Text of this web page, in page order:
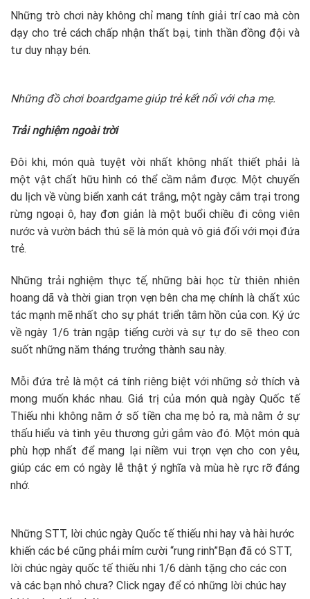
Những trò chơi này không chỉ mang tính giải trí cao mà còn
dạy cho trẻ cách chấp nhận thất bại, tinh thần đồng đội và
tư duy nhạy bén.
Những đồ chơi boardgame giúp trẻ kết nối với cha mẹ.
Trải nghiệm ngoài trời
Đôi khi, món quà tuyệt vời nhất không nhất thiết phải là
một vật chất hữu hình có thể cầm nắm được. Một chuyến
du lịch về vùng biển xanh cát trắng, một ngày cắm trại trong
rừng ngoại ô, hay đơn giản là một buổi chiều đi công viên
nước và vườn bách thú sẽ là món quà vô giá đối với mọi đứa
trẻ.
Những trải nghiệm thực tế, những bài học từ thiên nhiên
hoang dã và thời gian trọn vẹn bên cha mẹ chính là chất xúc
tác mạnh mẽ nhất cho sự phát triển tâm hồn của con. Ký ức
về ngày 1/6 tràn ngập tiếng cười và sự tự do sẽ theo con
suốt những năm tháng trưởng thành sau này.
Mỗi đứa trẻ là một cá tính riêng biệt với những sở thích và
mong muốn khác nhau. Giá trị của món quà ngày Quốc tế
Thiếu nhi không nằm ở số tiền cha mẹ bỏ ra, mà nằm ở sự
thấu hiểu và tình yêu thương gửi gắm vào đó. Một món quà
phù hợp nhất để mang lại niềm vui trọn vẹn cho con yêu,
giúp các em có ngày lễ thật ý nghĩa và mùa hè rực rỡ đáng
nhớ.
Những STT, lời chúc ngày Quốc tế thiếu nhi hay và hài hước
khiến các bé cũng phải mỉm cười “rung rinh”Bạn đã có STT,
lời chúc ngày quốc tế thiếu nhi 1/6 dành tặng cho các con
và các bạn nhỏ chưa? Click ngay để có những lời chúc hay